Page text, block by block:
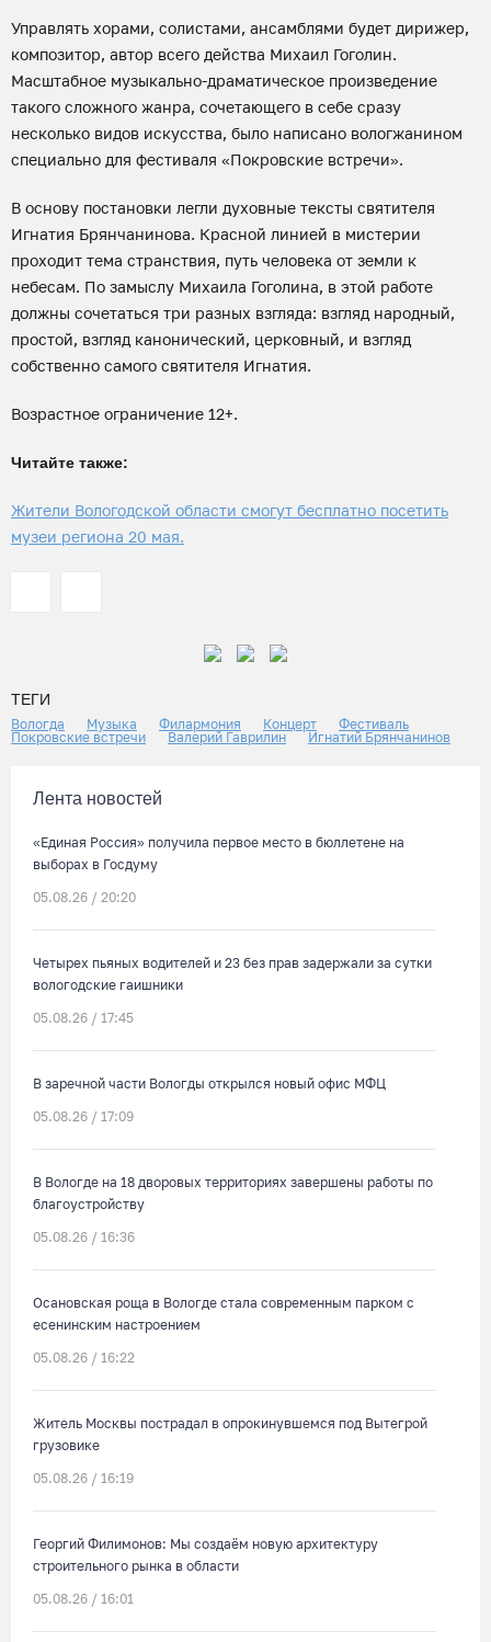
Управлять хорами, солистами, ансамблями будет дирижер,
композитор, автор всего действа Михаил Гоголин.
Масштабное музыкально-драматическое произведение
такого сложного жанра, сочетающего в себе сразу
несколько видов искусства, было написано вологжанином
специально для фестиваля «Покровские встречи».
В основу постановки легли духовные тексты святителя
Игнатия Брянчанинова. Красной линией в мистерии
проходит тема странствия, путь человека от земли к
небесам. По замыслу Михаила Гоголина, в этой работе
должны сочетаться три разных взгляда: взгляд народный,
простой, взгляд канонический, церковный, и взгляд
собственно самого святителя Игнатия.
Возрастное ограничение 12+.
Читайте также:
Жители Вологодской области смогут бесплатно посетить
музеи региона 20 мая.
ТЕГИ
Вологда Музыка Филармония Концерт
Фестиваль
Покровские встречи
Валерий Гаврилин Игнатий Брянчанинов
Лента новостей
«Единая Россия» получила первое место в бюллетене на
выборах в Госдуму
05.08.26 / 20:20
Четырех пьяных водителей и 23 без прав задержали за сутки
вологодские гаишники
05.08.26 / 17:45
В заречной части Вологды открылся новый офис МФЦ
05.08.26 / 17:09
В Вологде на 18 дворовых территориях завершены работы по
благоустройству
05.08.26 / 16:36
Осановская роща в Вологде стала современным парком с
есенинским настроением
05.08.26 / 16:22
Житель Москвы пострадал в опрокинувшемся под Вытегрой
грузовике
05.08.26 / 16:19
Георгий Филимонов: Мы создаём новую архитектуру
строительного рынка в области
05.08.26 / 16:01